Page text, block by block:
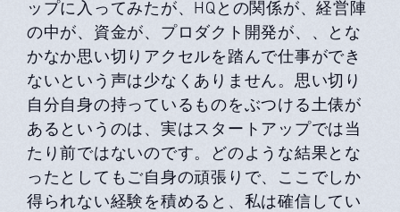
ップに入ってみたが、HQとの関係が、経営陣
の中が、資金が、プロダクト開発が、、とな
かなか思い切りアクセルを踏んで仕事ができ
ないという声は少なくありません。思い切り
自分自身の持っているものをぶつける土俵が
あるというのは、実はスタートアップでは当
たり前ではないのです。どのような結果とな
ったとしてもご自身の頑張りで、ここでしか
得られない経験を積めると、私は確信してい